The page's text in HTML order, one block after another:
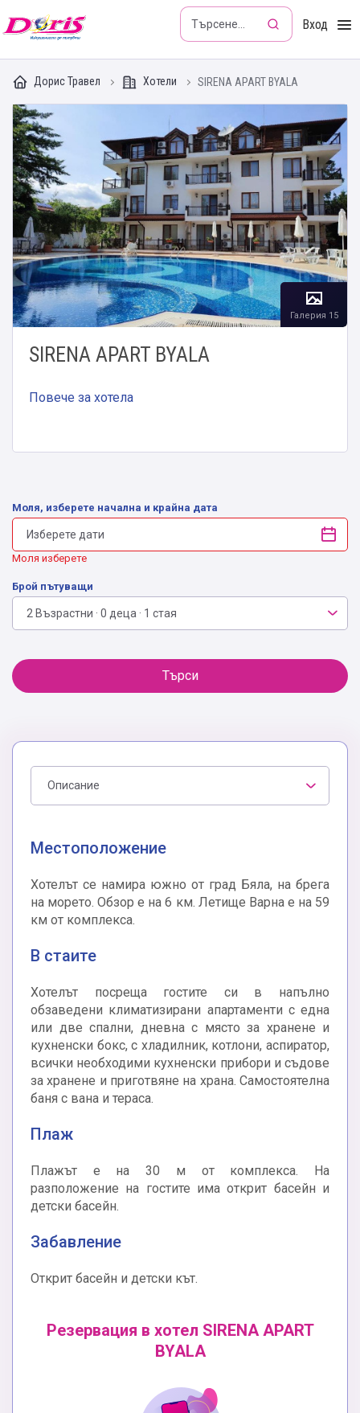
Doris - Изкушението да пътуваш Вход
Дорис Травел Хотели SIRENA APART BYALA
SIRENA APART BYALA
Повече за хотела
Галерия 15
Моля, изберете начална и крайна дата
Моля изберете
Брой пътуващи
2 Възрастни · 0 деца · 1 стая
Търси
Описание
Местоположение
Хотелът се намира южно от град Бяла, на брега
на морето. Обзор е на 6 км. Летище Варна е на 59
км от комплекса.
В стаите
Хотелът посреща гостите си в напълно
обзаведени климатизирани апартаменти с една
или две спални, дневна с място за хранене и
кухненски бокс, с хладилник, котлони, аспиратор,
всички необходими кухненски прибори и съдове
за хранене и приготвяне на храна. Самостоятелна
баня с вана и тераса.
Плаж
Плажът е на 30 м от комплекса. На
разположение на гостите има открит басейн и
детски басейн.
Забавление
Открит басейн и детски кът.
Резервация в хотел SIRENA APART
BYALA